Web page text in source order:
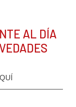
AL DÍA